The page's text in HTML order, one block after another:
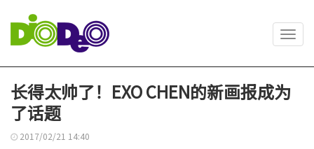
长得太帅了！EXO CHEN的新画报成为
了话题
2017/02/21 14:40